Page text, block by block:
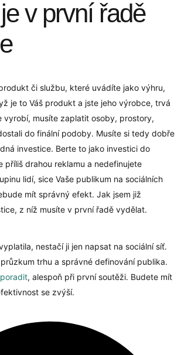
v první řadě
či službu, které uvádíte jako výhru,
je to Váš produkt a jste jeho výrobce, trvá
vyrobí, musíte zaplatit osoby, prostory,
do finální podoby. Musíte si tedy dobře
investice. Berte to jako investici do
příliš drahou reklamu a nedefinujete
lidí, sice Vaše publikum na sociálních
mít správný efekt. Jak jsem již
z níž musíte v první řadě vydělat.
nestačí ji jen napsat na sociální síť.
trhu a správné definování publika.
poradit, alespoň při první soutěži. Budete mít
se zvýší.